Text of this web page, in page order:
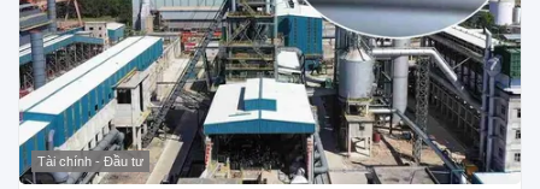
Tài chính - Đầu tư